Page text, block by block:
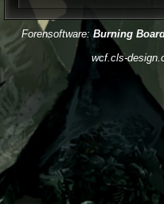
Forensoftware: Burning
wcf.cls-